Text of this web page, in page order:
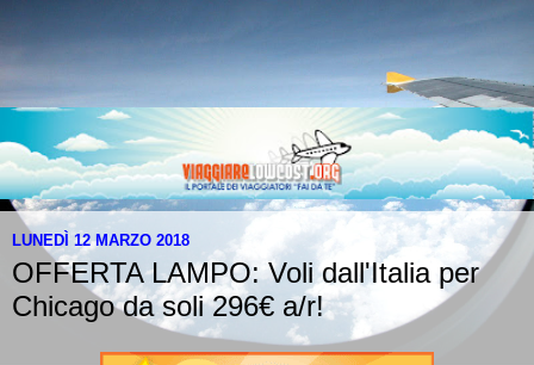
LUNEDÌ 12 MARZO 2018
OFFERTA LAMPO: Voli dall'Italia per
Chicago da soli 296€ a/r!